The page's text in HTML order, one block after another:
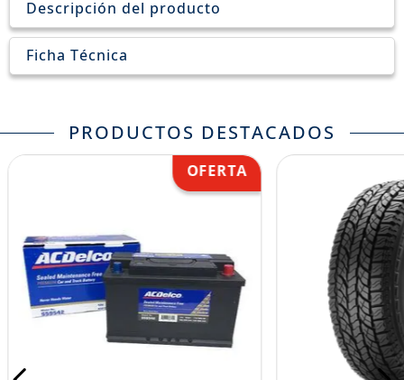
Descripción del producto
Ficha Técnica
PRODUCTOS DESTACADOS